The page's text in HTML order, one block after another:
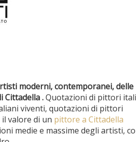
moderni, contemporanei,
Cittadella .Quotazioni di pittori
viventi, quotazioni di pittori
valore di un pittore a Cittadella
medie e massime degli artisti,